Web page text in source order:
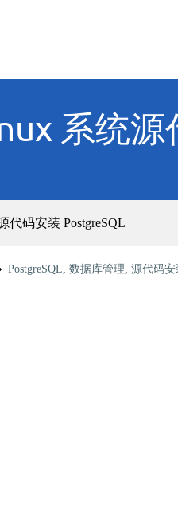
系统
代码安装 PostgreSQL
PostgreSQL, 数据库管理, 源代码安